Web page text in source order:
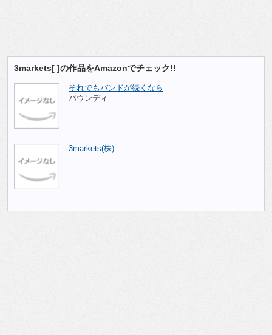
3markets[ ]の作品をAmazonでチェック!!
それでもバンドが続くなら
バウンディ
3markets(株)